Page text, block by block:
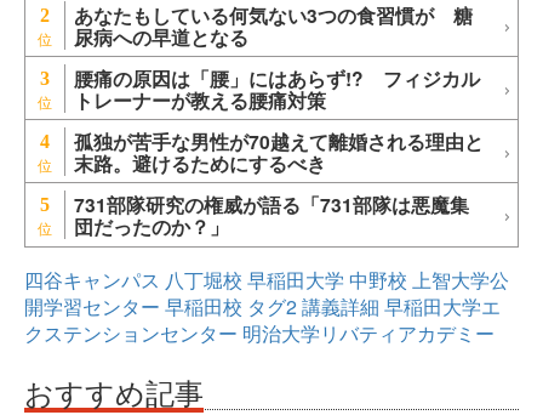
2 あなたもしている何気ない3つの食習慣が 糖
尿病への早道となる
3 腰痛の原因は「腰」にはあらず!? フィジカル
トレーナーが教える腰痛対策
4 孤独が苦手な男性が70越えて離婚される理由と
末路。避けるためにするべき
5 731部隊研究の権威が語る「731部隊は悪魔集
団だったのか？」
四谷キャンパス 八丁堀校 早稲田大学 中野校 上智大学公
開学習センター 早稲田校 タグ2講義詳細 早稲田大学エ
クステンションセンター 明治大学リバティアカデミー
おすすめ記事